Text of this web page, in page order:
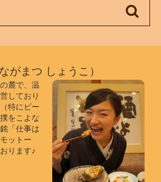
がまつ しょうこ）
麓で、温
しており
特にビー
をこよな
「仕事は
ットー
ります♪